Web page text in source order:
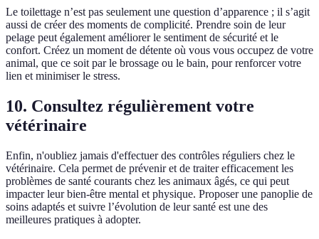
Le toilettage n’est pas seulement une question d’apparence ; il s’agit
aussi de créer des moments de complicité. Prendre soin de leur
pelage peut également améliorer le sentiment de sécurité et le
confort. Créez un moment de détente où vous vous occupez de votre
animal, que ce soit par le brossage ou le bain, pour renforcer votre
lien et minimiser le stress.
10. Consultez régulièrement votre
vétérinaire
Enfin, n'oubliez jamais d'effectuer des contrôles réguliers chez le
vétérinaire. Cela permet de prévenir et de traiter efficacement les
problèmes de santé courants chez les animaux âgés, ce qui peut
impacter leur bien-être mental et physique. Proposer une panoplie de
soins adaptés et suivre l’évolution de leur santé est une des
meilleures pratiques à adopter.